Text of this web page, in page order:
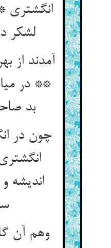
آمدند از
** در
بد صاحب خیال‌‌
چون در
اندیشه
سری‌‌
وهم آن